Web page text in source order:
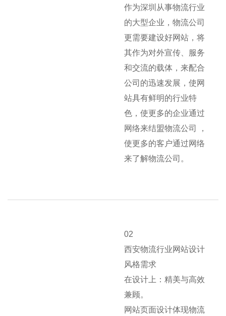
作为深圳从事物流行业
的大型企业，物流公司
更需要建设好网站，将
其作为对外宣传、服务
和交流的载体，来配合
公司的迅速发展，使网
站具有鲜明的行业特
色，使更多的企业通过
网络来结盟物流公司 ，
使更多的客户通过网络
来了解物流公司。
02
西安物流行业网站设计
风格需求
在设计上：精美与高效
兼顾。
网站页面设计体现物流